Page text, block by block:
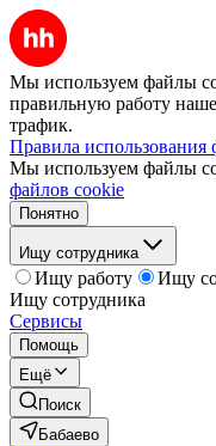
Мы используем файлы
правильную работу
трафик.
Правила использования
Мы используем файлы
файлов cookie
Понятно
Ищу сотрудника
Ищу работу
Ищу
Ищу сотрудника
Сервисы
Помощь
Ещё
Поиск
Бабаево